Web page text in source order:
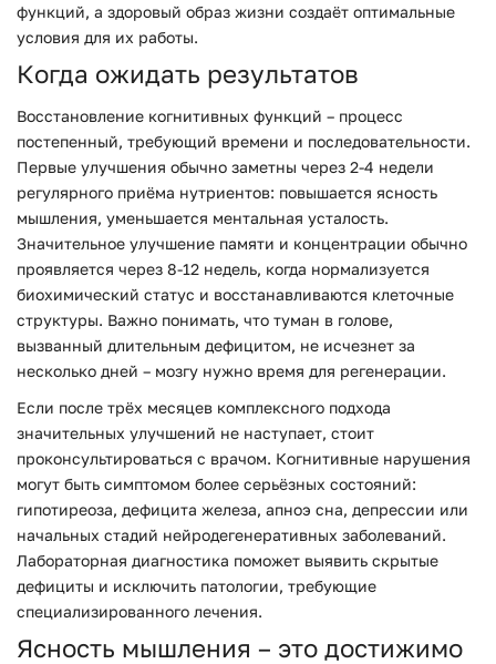
функций, а здоровый образ жизни создаёт оптимальные
условия для их работы.
Когда ожидать результатов
Восстановление когнитивных функций – процесс
постепенный, требующий времени и последовательности.
Первые улучшения обычно заметны через 2-4 недели
регулярного приёма нутриентов: повышается ясность
мышления, уменьшается ментальная усталость.
Значительное улучшение памяти и концентрации обычно
проявляется через 8-12 недель, когда нормализуется
биохимический статус и восстанавливаются клеточные
структуры. Важно понимать, что туман в голове,
вызванный длительным дефицитом, не исчезнет за
несколько дней – мозгу нужно время для регенерации.
Если после трёх месяцев комплексного подхода
значительных улучшений не наступает, стоит
проконсультироваться с врачом. Когнитивные нарушения
могут быть симптомом более серьёзных состояний:
гипотиреоза, дефицита железа, апноэ сна, депрессии или
начальных стадий нейродегенеративных заболеваний.
Лабораторная диагностика поможет выявить скрытые
дефициты и исключить патологии, требующие
специализированного лечения.
Ясность мышления – это достижимо